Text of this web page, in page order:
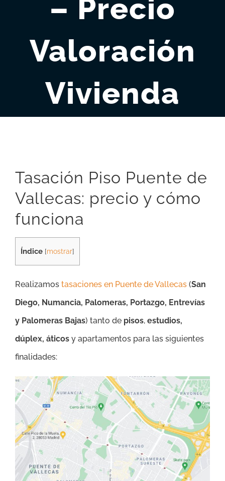
– Precio
Valoración
Vivienda
Tasación Piso Puente de
Vallecas: precio y cómo
funciona
Índice [mostrar]
Realizamos tasaciones en Puente de Vallecas (San
Diego, Numancia, Palomeras, Portazgo, Entrevías
y Palomeras Bajas) tanto de pisos, estudios,
dúplex, áticos y apartamentos para las siguientes
finalidades: